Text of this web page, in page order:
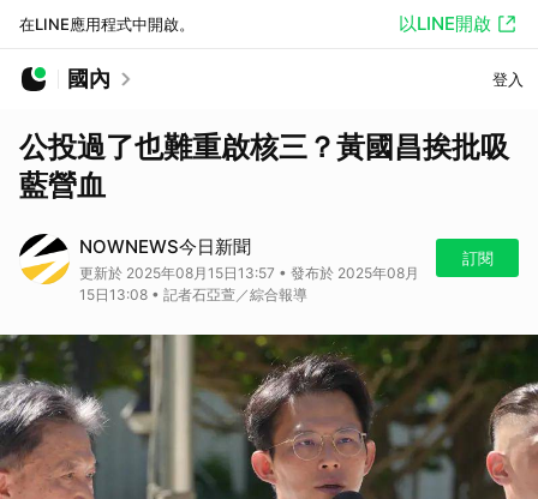
在LINE應用程式中開啟。 以LINE開啟
國內 登入
公投過了也難重啟核三？黃國昌挨批吸
藍營血
NOWNEWS今日新聞
更新於 2025年08月15日13:57 • 發布於 2025年08月
15日13:08 • 記者石亞萱／綜合報導
訂閱